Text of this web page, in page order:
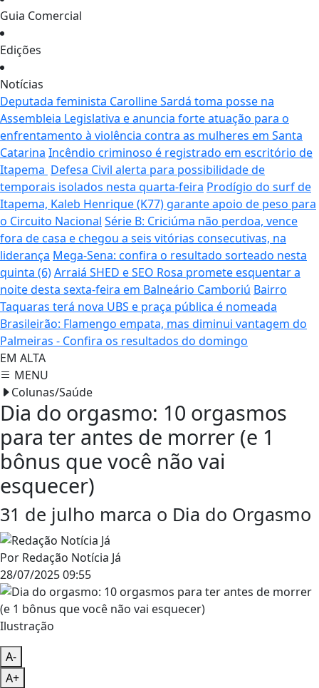
Guia Comercial
Edições
Notícias
Deputada feminista Carolline Sardá toma posse na
Assembleia Legislativa e anuncia forte atuação para o
enfrentamento à violência contra as mulheres em Santa
Catarina Incêndio criminoso é registrado em escritório de
Itapema Defesa Civil alerta para possibilidade de
temporais isolados nesta quarta-feira Prodígio do surf de
Itapema, Kaleb Henrique (K77) garante apoio de peso para
o Circuito Nacional Série B: Criciúma não perdoa, vence
fora de casa e chegou a seis vitórias consecutivas, na
liderança Mega-Sena: confira o resultado sorteado nesta
quinta (6)Arraiá SHED e SEO Rosa promete esquentar a
noite desta sexta-feira em Balneário Camboriú Bairro
Taquaras terá nova UBS e praça pública é nomeada
Brasileirão: Flamengo empata, mas diminui vantagem do
Palmeiras - Confira os resultados do domingo
EM ALTA
MENU
Colunas/Saúde
Dia do orgasmo: 10 orgasmos
para ter antes de morrer (e 1
bônus que você não vai
esquecer)
31 de julho marca o Dia do Orgasmo
Por Redação Notícia Já
28/07/2025 09:55
Ilustração
A-
A+